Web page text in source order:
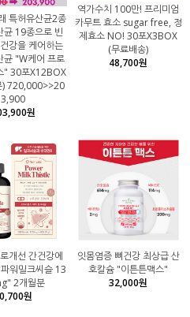
특허유산균2종
균 19종으로 빈
강을 케어하는
균 "W케어 프로
" 30포X12BOX
) 720,000>>20
3,900
원
역가수치 100만! 프리미엄
카무트 효소 sugar free, 정
제효소 NO! 30포X3BOX
(무료배송)
48,700원
개선 간건강에
워밀크씨슬 13
2개월분
원
잇몸염증 뼈건강 최상급 산
호칼슘 "이튼튼맥스"
32,000원